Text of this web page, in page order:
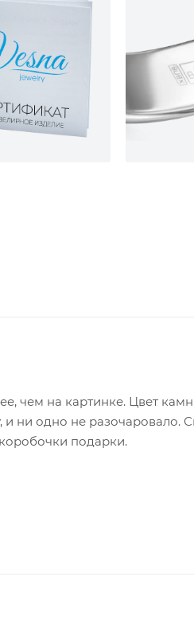
чем на картинке. Цвет
ни одно не разочаровало.
подарки.